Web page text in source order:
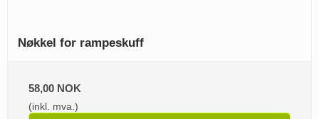
Nøkkel for rampeskuff
58,00 NOK
(inkl. mva.)